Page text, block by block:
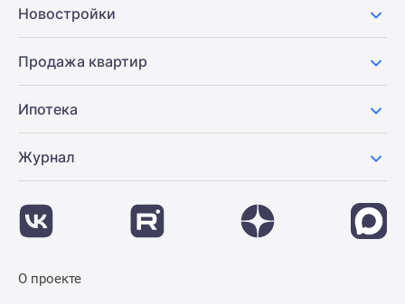
Новостройки
Продажа квартир
Ипотека
Журнал
О проекте